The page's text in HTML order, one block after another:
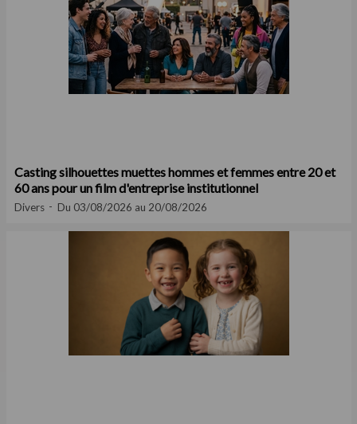
Casting silhouettes muettes hommes et femmes entre 20 et
60 ans pour un film d'entreprise institutionnel
Divers Du 03/08/2026 au 20/08/2026